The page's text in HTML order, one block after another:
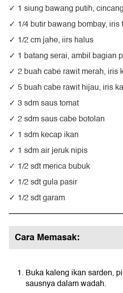
1 siung bawang putih,
1/4 butir bawang bombay, iris
1/2 cm jahe, iirs halus
1 batang serai, ambil bagian
2 buah cabe rawit merah, iris
5 buah cabe rawit hijau, iris
3 sdm saus tomat
2 sdm saus cabe botolan
1 sdm kecap ikan
1 sdm air jeruk nipis
1/2 sdt merica bubuk
1/2 sdt gula pasir
1/2 sdt garam
Cara Memasak:
Buka kaleng ikan sarden,
sausnya dalam wadah.